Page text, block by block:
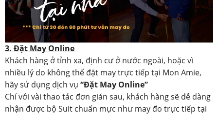
3. Đặt May Online
Khách hàng ở tỉnh xa, định cư ở nước ngoài, hoặc vì
nhiều lý do không thể đặt may trực tiếp tại Mon Amie,
hãy sử dụng dịch vụ “Đặt May Online”
Chỉ với vài thao tác đơn giản sau, khách hàng sẽ dễ dàng
nhận được bộ Suit chuẩn mực như may đo trực tiếp tại